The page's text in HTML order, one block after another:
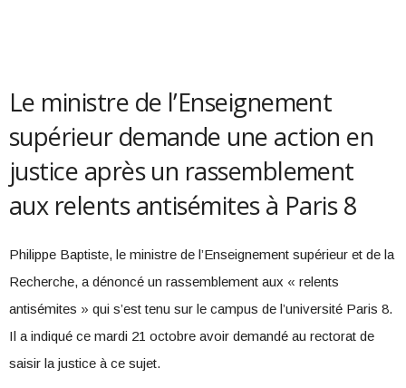
Le ministre de l’Enseignement
supérieur demande une action en
justice après un rassemblement
aux relents antisémites à Paris 8
Philippe Baptiste, le ministre de l’Enseignement supérieur et de la
Recherche, a dénoncé un rassemblement aux « relents
antisémites » qui s’est tenu sur le campus de l’université Paris 8.
Il a indiqué ce mardi 21 octobre avoir demandé au rectorat de
saisir la justice à ce sujet.